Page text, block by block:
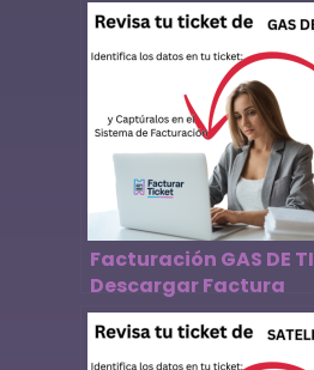
Facturación GAS DE
Descargar Factura